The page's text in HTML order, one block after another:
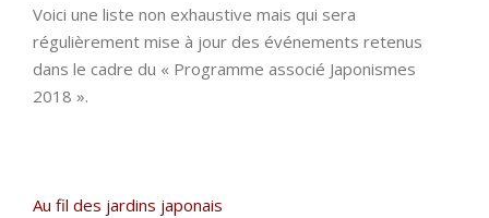
Voici une liste non exhaustive mais qui sera
régulièrement mise à jour des événements retenus
dans le cadre du « Programme associé Japonismes
2018 ».
Au fil des jardins japonais